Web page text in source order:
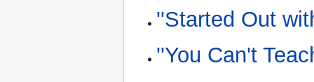
''Started Out
''You Can't